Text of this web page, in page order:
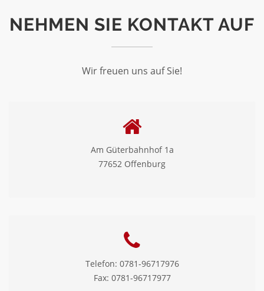
NEHMEN SIE KONTAKT AUF
Wir freuen uns auf Sie!
Am Güterbahnhof 1a
77652 Offenburg
Telefon: 0781-96717976
Fax: 0781-96717977